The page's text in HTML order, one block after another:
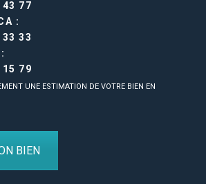
77
:
33
79
UNE ESTIMATION DE VOTRE BIEN EN
BIEN